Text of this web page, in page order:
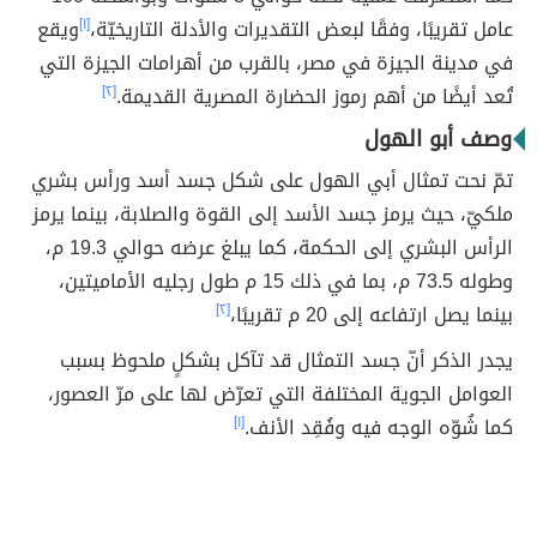
عامل تقريبًا، وفقًا لبعض التقديرات والأدلة التاريخيّة،[١] ويقع
في مدينة الجيزة في مصر، بالقرب من أهرامات الجيزة التي
تُعد أيضًا من أهم رموز الحضارة المصرية القديمة.[٢]
وصف أبو الهول
تمّ نحت تمثال أبي الهول على شكل جسد أسد ورأس بشري
ملكيّ، حيث يرمز جسد الأسد إلى القوة والصلابة، بينما يرمز
الرأس البشري إلى الحكمة، كما يبلغ عرضه حوالي 19.3 م،
وطوله 73.5 م، بما في ذلك 15 م طول رجليه الأماميتين،
بينما يصل ارتفاعه إلى 20 م تقريبًا،
[٢]
يجدر الذكر أنّ جسد التمثال قد تآكل بشكلٍ ملحوظ بسبب
العوامل الجوية المختلفة التي تعرّض لها على مرّ العصور،
كما شُوّه الوجه فيه وفُقِد الأنف.[١]